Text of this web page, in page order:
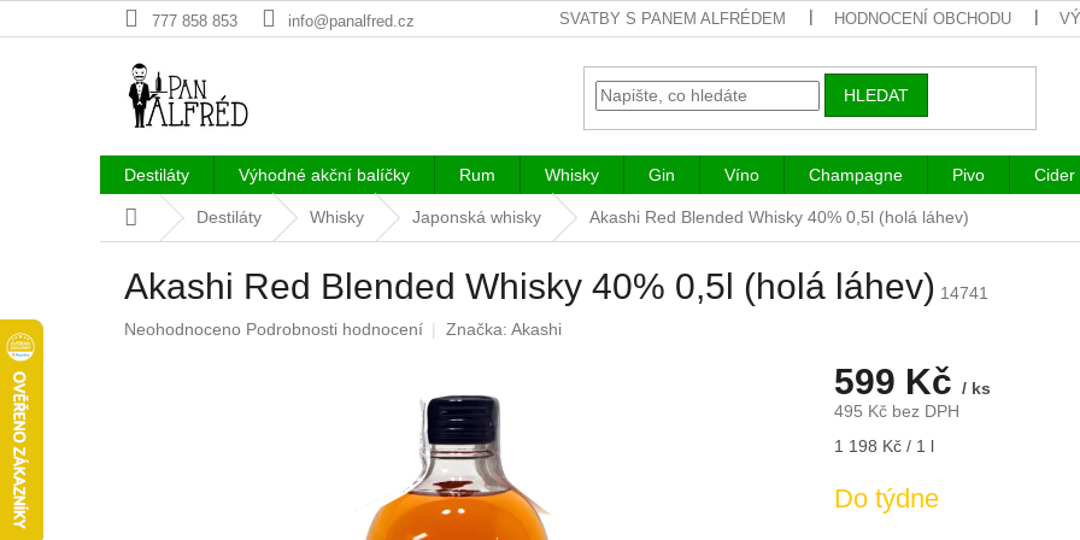
na
777 858 853 info@panalfred.cz SVATBY S PANEM ALFRÉDEM HODNOCENÍ OBCHODU
HLEDAT
Destiláty Výhodné akční balíčky Rum Whisky Gin Víno Champagne Pivo Cider
Domů Destiláty Whisky Japonská whisky Akashi Red Blended Whisky 40% 0,5l (holá láhev)
Akashi Red Blended Whisky 40% 0,5l (holá láhev) 14741
Průměrné
Neohodnoceno Podrobnosti hodnocení Značka: Akashi
599 Kč / ks
495 Kč bez DPH
Měrná
1 198 Kč / 1 l
Do týdne